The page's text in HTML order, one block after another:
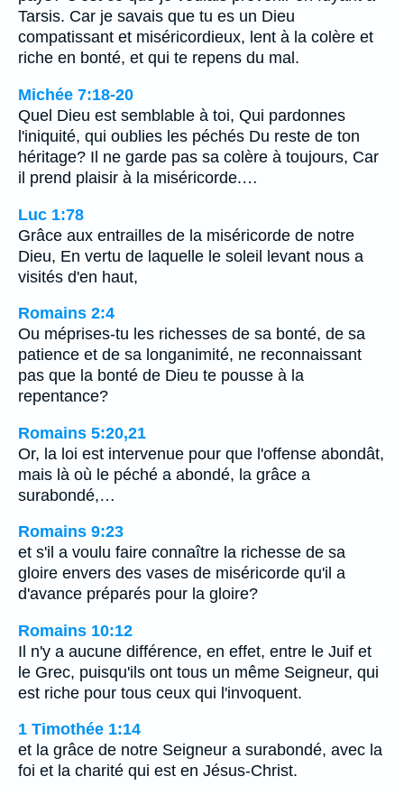
Tarsis. Car je savais que tu es un Dieu
compatissant et miséricordieux, lent à la colère et
riche en bonté, et qui te repens du mal.
Michée 7:18-20
Quel Dieu est semblable à toi, Qui pardonnes
l'iniquité, qui oublies les péchés Du reste de ton
héritage? Il ne garde pas sa colère à toujours, Car
il prend plaisir à la miséricorde.…
Luc 1:78
Grâce aux entrailles de la miséricorde de notre
Dieu, En vertu de laquelle le soleil levant nous a
visités d'en haut,
Romains 2:4
Ou méprises-tu les richesses de sa bonté, de sa
patience et de sa longanimité, ne reconnaissant
pas que la bonté de Dieu te pousse à la
repentance?
Romains 5:20,21
Or, la loi est intervenue pour que l'offense abondât,
mais là où le péché a abondé, la grâce a
surabondé,…
Romains 9:23
et s'il a voulu faire connaître la richesse de sa
gloire envers des vases de miséricorde qu'il a
d'avance préparés pour la gloire?
Romains 10:12
Il n'y a aucune différence, en effet, entre le Juif et
le Grec, puisqu'ils ont tous un même Seigneur, qui
est riche pour tous ceux qui l'invoquent.
1 Timothée 1:14
et la grâce de notre Seigneur a surabondé, avec la
foi et la charité qui est en Jésus-Christ.